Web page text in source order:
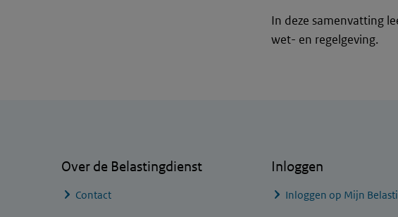
In deze samenvatting
wet- en regelgeving.
Over de Belastingdienst
Contact
Inloggen
Inloggen op Mijn